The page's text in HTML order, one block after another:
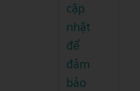
cập
nhật
để
đảm
bảo